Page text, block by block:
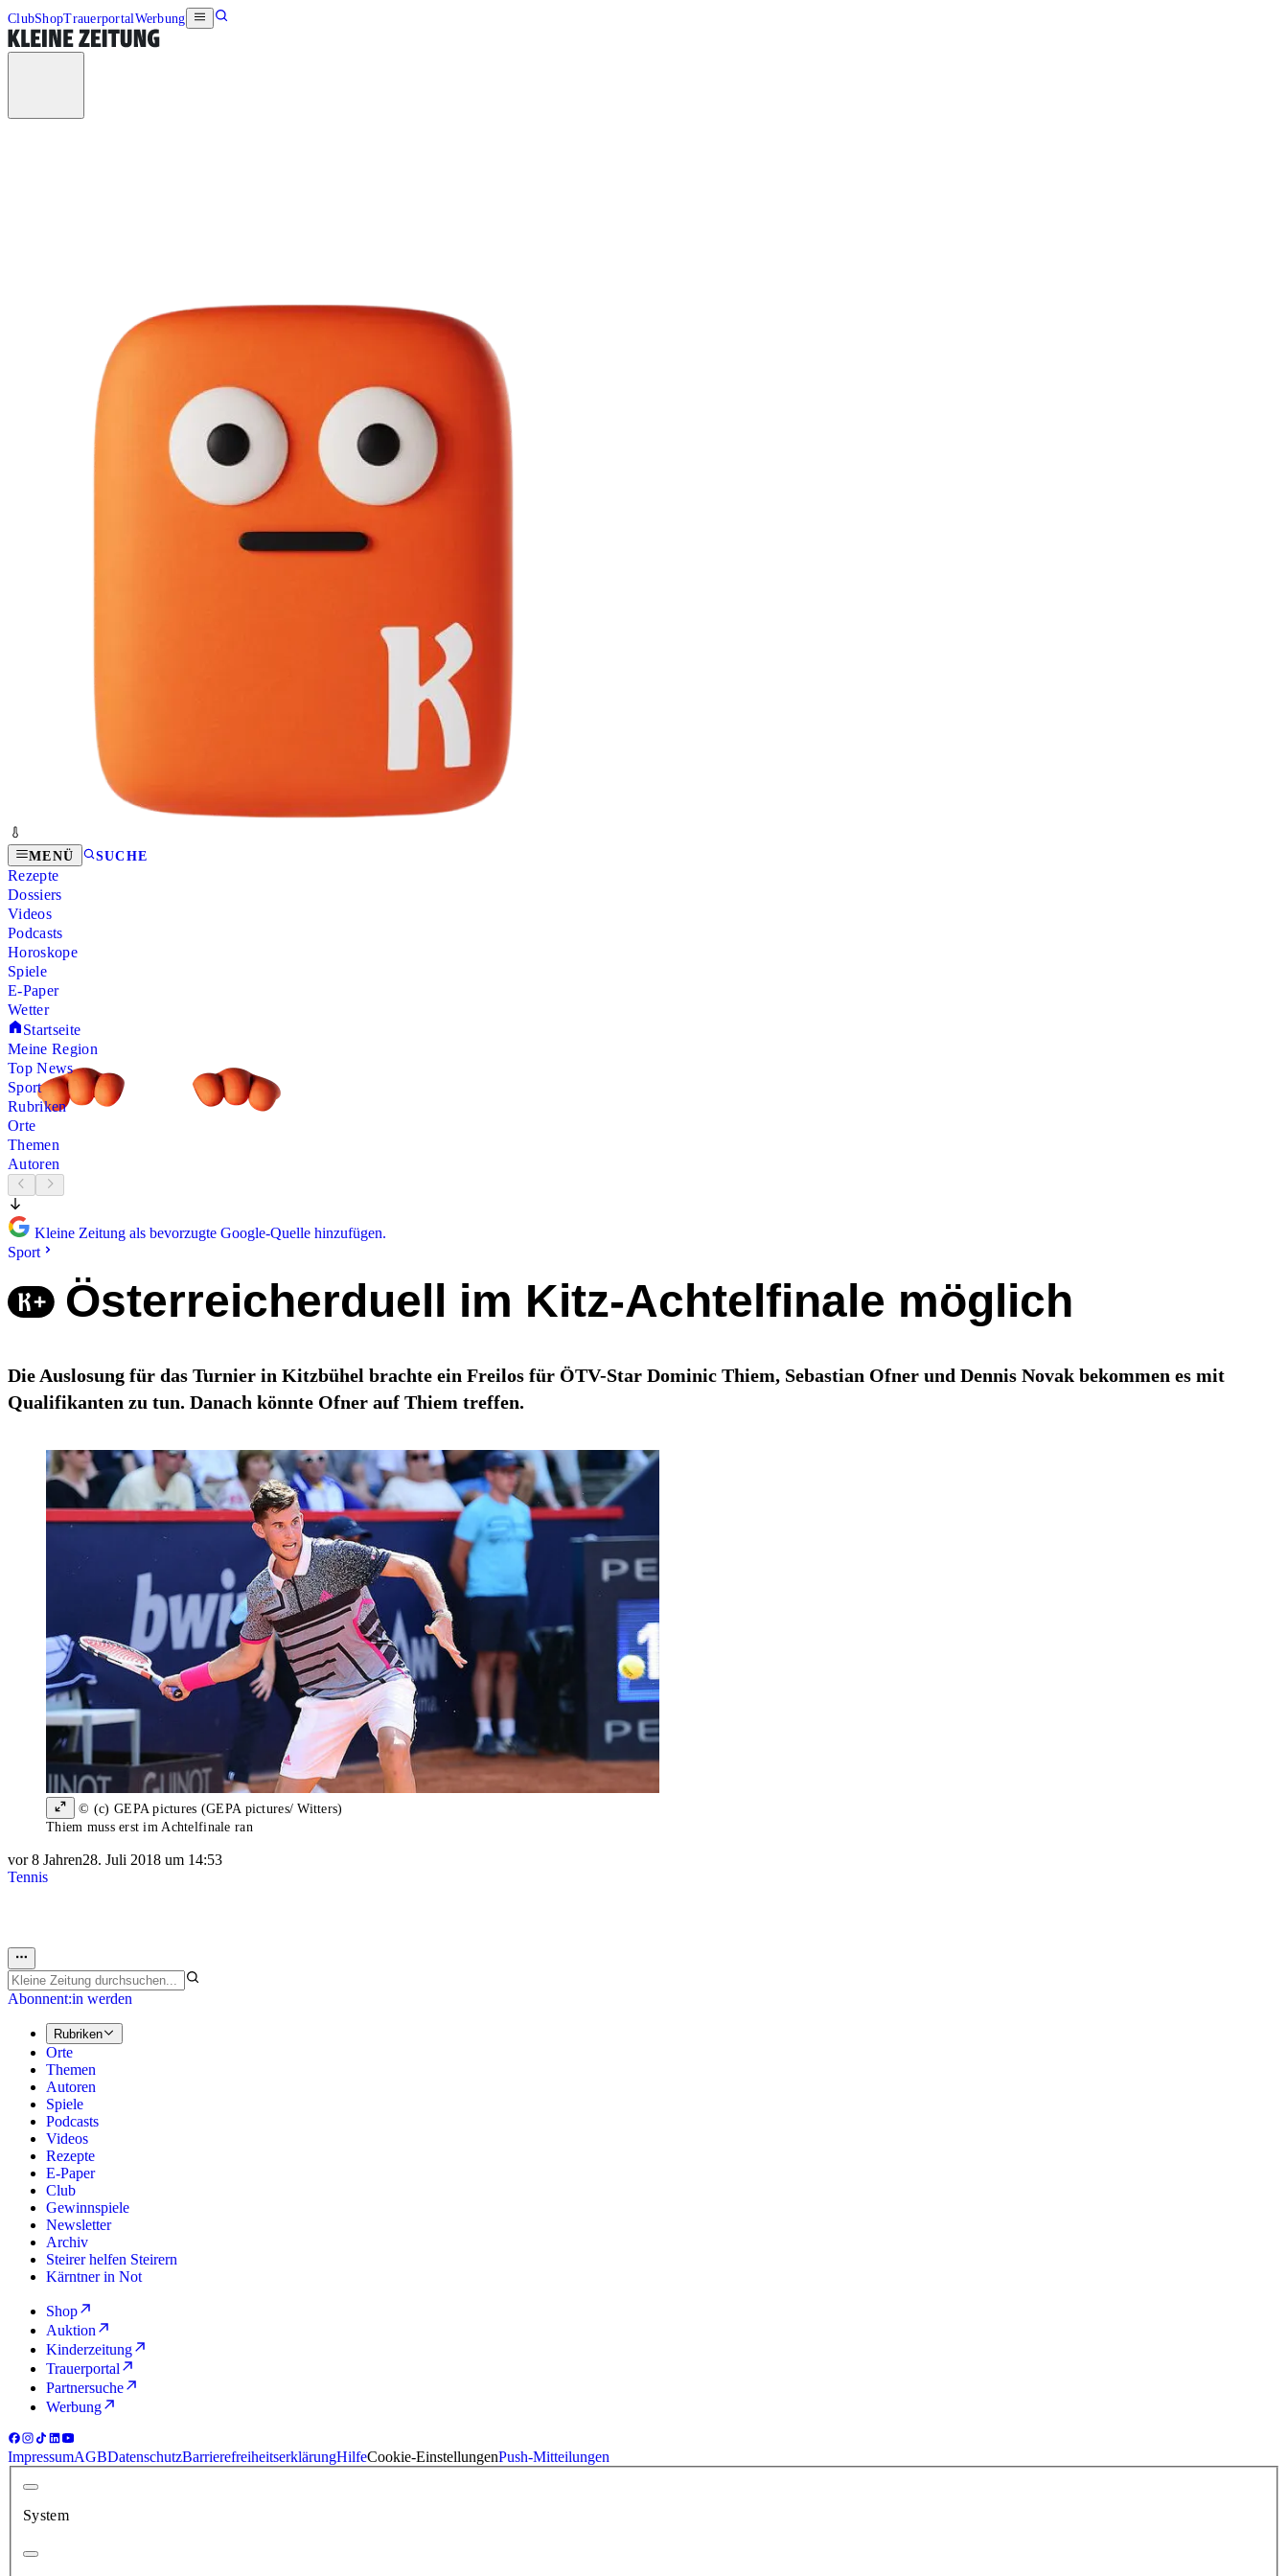
ClubShopTrauerportalWerbung
MENÜ SUCHE
Rezepte
Dossiers
Videos
Podcasts
Horoskope
Spiele
E-Paper
Wetter
Startseite
Meine Region
Top News
Sport
Rubriken
Orte
Themen
Autoren
Kleine Zeitung als bevorzugte Google-Quelle hinzufügen.
Sport
Österreicherduell im Kitz-Achtelfinale möglich
Die Auslosung für das Turnier in Kitzbühel brachte ein Freilos für ÖTV-Star Dominic Thiem, Sebastian Ofner und Dennis Novak bekommen es mit
Qualifikanten zu tun. Danach könnte Ofner auf Thiem treffen.
© (c) GEPA pictures (GEPA pictures/ Witters)
Thiem muss erst im Achtelfinale ran
vor 8 Jahren28. Juli 2018 um 14:53
Tennis
Abonnent:in werden
Rubriken
Orte
Themen
Autoren
Spiele
Podcasts
Videos
Rezepte
E-Paper
Club
Gewinnspiele
Newsletter
Archiv
Steirer helfen Steirern
Kärntner in Not
Shop
Auktion
Kinderzeitung
Trauerportal
Partnersuche
Werbung
ImpressumAGBDatenschutzBarrierefreiheitserklärungHilfeCookie-EinstellungenPush-Mitteilungen
System